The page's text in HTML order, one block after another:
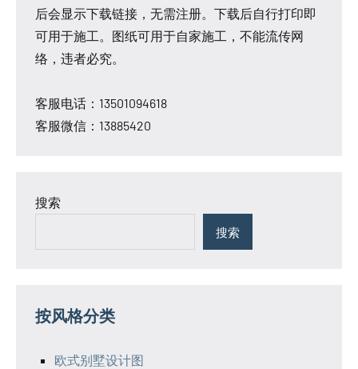
后会显示下载链接，无需注册。下载后自行打印即
可用于施工。图纸可用于自家施工，不能流传网
络，违者必究。
客服电话：13501094618
客服微信：13885420
搜索
搜索
按风格分类
欧式别墅设计图